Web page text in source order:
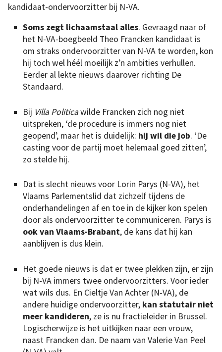
kandidaat-ondervoorzitter bij N-VA.
Soms zegt lichaamstaal alles. Gevraagd naar of
het N-VA-boegbeeld Theo Francken kandidaat is
om straks ondervoorzitter van N-VA te worden, kon
hij toch wel héél moeilijk z’n ambities verhullen.
Eerder al lekte nieuws daarover richting De
Standaard.
Bij Villa Politicawilde Francken zich nog niet
uitspreken, ‘de procedure is immers nog niet
geopend’, maar het is duidelijk: hij wil die job. ‘De
casting voor de partij moet helemaal goed zitten’,
zo stelde hij.
Dat is slecht nieuws voor Lorin Parys (N-VA), het
Vlaams Parlementslid dat zichzelf tijdens de
onderhandelingen af en toe in de kijker kon spelen
door als ondervoorzitter te communiceren. Parys is
ook van Vlaams-Brabant, de kans dat hij kan
aanblijven is dus klein.
Het goede nieuws is dat er twee plekken zijn, er zijn
bij N-VA immers twee ondervoorzitters. Voor ieder
wat wils dus. En Cieltje Van Achter (N-VA), de
andere huidige ondervoorzitter, kan statutair niet
meer kandideren, ze is nu fractieleider in Brussel.
Logischerwijze is het uitkijken naar een vrouw,
naast Francken dan. De naam van Valerie Van Peel